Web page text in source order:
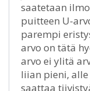
saatetaan
puitteen U-
parempi
arvo on tätä
arvo ei ylitä
liian pieni,
saattaa